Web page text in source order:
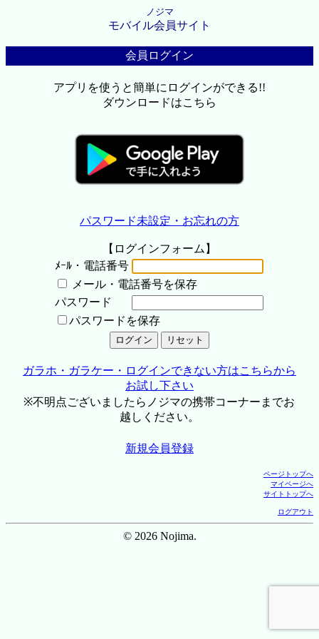
ノジマ
モバイル会員サイト
会員ログイン
アプリを使うと簡単にログインができる!!
ダウンロードはこちら
パスワード未設定・お忘れの方
【ログインフォーム】
ﾒｰﾙ・電話番号
メール・電話番号を保存
パスワード
パスワードを保存
ガラホ・ガラケー・ログインできない方はこちらから
お試し下さい
※不明点ございましたらノジマの携帯コーナーまでお
越しください。
新規会員登録
ページトップへ
マイページへ
サイトトップへ
ログアウト
© 2026 Nojima.